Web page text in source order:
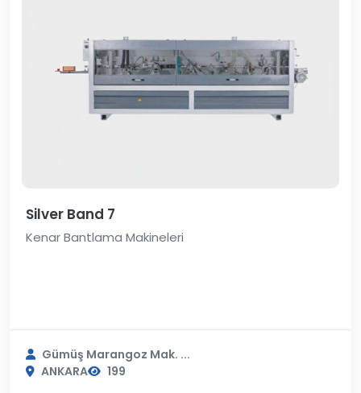
Silver Band 7
Kenar Bantlama Makineleri
Gümüş Marangoz Mak. ...
ANKARA
199